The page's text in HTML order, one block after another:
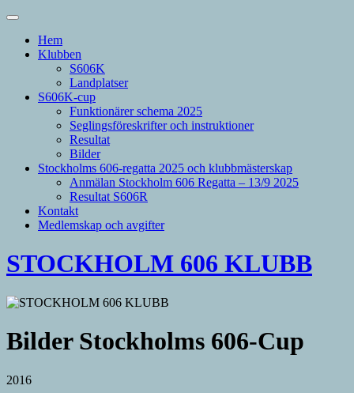
Hem
Klubben
S606K
Landplatser
S606K-cup
Funktionärer schema 2025
Seglingsföreskrifter och instruktioner
Resultat
Bilder
Stockholms 606-regatta 2025 och klubbmästerskap
Anmälan Stockholm 606 Regatta – 13/9 2025
Resultat S606R
Kontakt
Medlemskap och avgifter
STOCKHOLM 606 KLUBB
Bilder Stockholms 606-Cup
2016